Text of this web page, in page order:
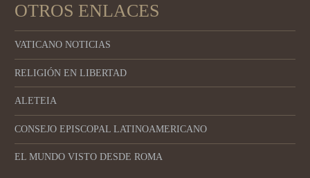
OTROS ENLACES
VATICANO NOTICIAS
RELIGIÓN EN LIBERTAD
ALETEIA
CONSEJO EPISCOPAL LATINOAMERICANO
EL MUNDO VISTO DESDE ROMA